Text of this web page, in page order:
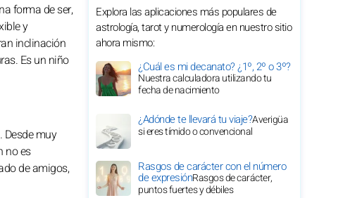
forma de ser,
y
inclinación
Es un niño
Desde muy
no es
de amigos,
Explora las aplicaciones más populares de
astrología, tarot y numerología en nuestro sitio
ahora mismo:
¿Cuál es mi decanato? ¿1º, 2º o 3º?
Nuestra calculadora utilizando tu
fecha de nacimiento
¿Adónde te llevará tu viaje?Averigüa
si eres tímido o convencional
Rasgos de carácter con el número
de expresiónRasgos de carácter,
puntos fuertes y débiles